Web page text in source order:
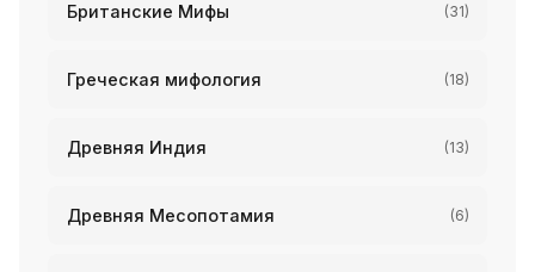
Британские Мифы (31)
Греческая мифология (18)
Древняя Индия (13)
Древняя Месопотамия (6)